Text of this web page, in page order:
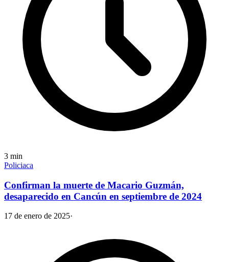
3 min
Policiaca
Confirman la muerte de Macario Guzmán,
desaparecido en Cancún en septiembre de 2024
17 de enero de 2025·